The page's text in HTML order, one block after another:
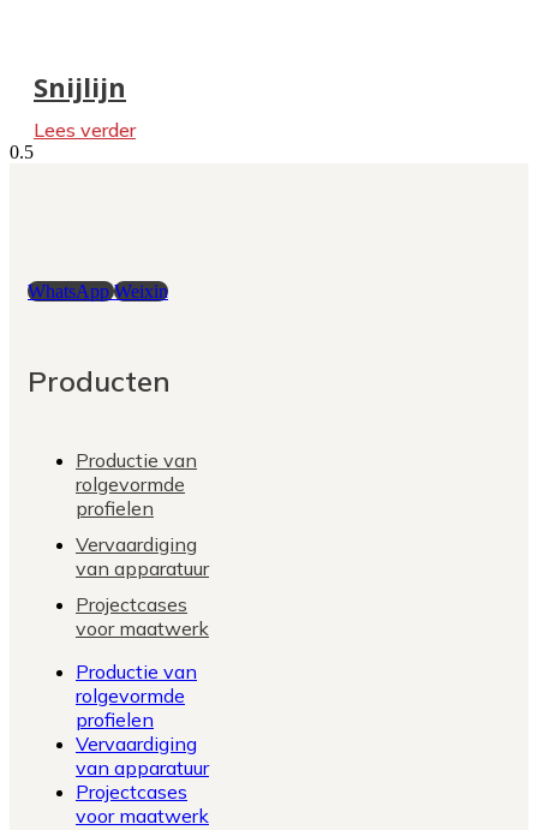
Snijlijn
Lees verder
WhatsApp Weixin
Producten
Productie van
rolgevormde
profielen
Vervaardiging
van apparatuur
Projectcases
voor maatwerk
Productie van
rolgevormde
profielen
Vervaardiging
van apparatuur
Projectcases
voor maatwerk